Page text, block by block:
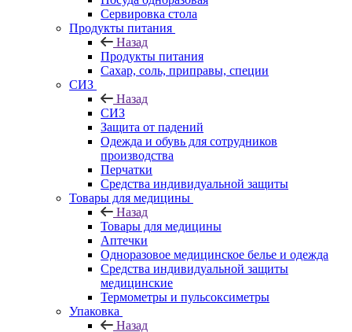
Сервировка стола
Продукты питания
Назад
Продукты питания
Сахар, соль, приправы, специи
СИЗ
Назад
СИЗ
Защита от падений
Одежда и обувь для сотрудников
производства
Перчатки
Средства индивидуальной защиты
Товары для медицины
Назад
Товары для медицины
Аптечки
Одноразовое медицинское белье и одежда
Средства индивидуальной защиты
медицинские
Термометры и пульсоксиметры
Упаковка
Назад